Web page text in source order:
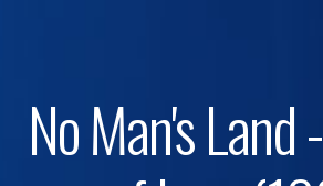
No Man's Land